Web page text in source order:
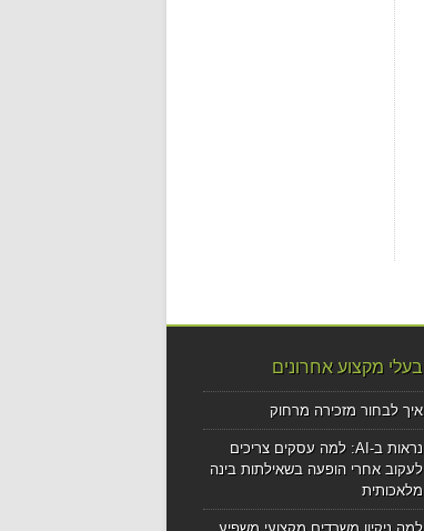
בעלי מקצוע אחרונים
איך לבחור מזכירה מרחוק
נראות ב-AI: למה עסקים צריכים
לעקוב אחרי הופעה בשאילתות בינה
מלאכותית